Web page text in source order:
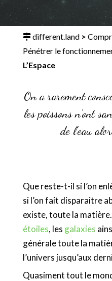
different.land>
Pénétrer le
L’Espace
On a rarement
les poissons n’ont
de l’eau
Que reste-t-il si l’on
si l’on fait disparaitre
existe, toute la
étoiles, les galaxies
générale toute la
l’univers jusqu’aux
Quasiment tout le